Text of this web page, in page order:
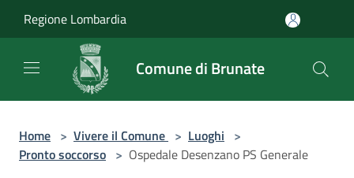
Regione Lombardia
Comune di Brunate
Home > Vivere il Comune > Luoghi >
Pronto soccorso > Ospedale Desenzano PS Generale